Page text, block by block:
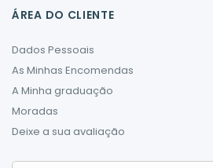
ÁREA DO CLIENTE
Dados Pessoais
As Minhas Encomendas
A Minha graduação
Moradas
Deixe a sua avaliação